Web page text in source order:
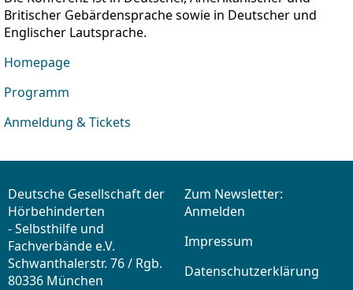
Britischer Gebärdensprache sowie in Deutscher und
Englischer Lautsprache.
Homepage
Programm
Anmeldung & Tickets
Deutsche Gesellschaft der
Hörbehinderten
- Selbsthilfe und
Fachverbände e.V.
Schwanthalerstr. 76 / Rgb.
80336 München
Zum Newsletter:
Anmelden
Impressum
Datenschutzerklärung